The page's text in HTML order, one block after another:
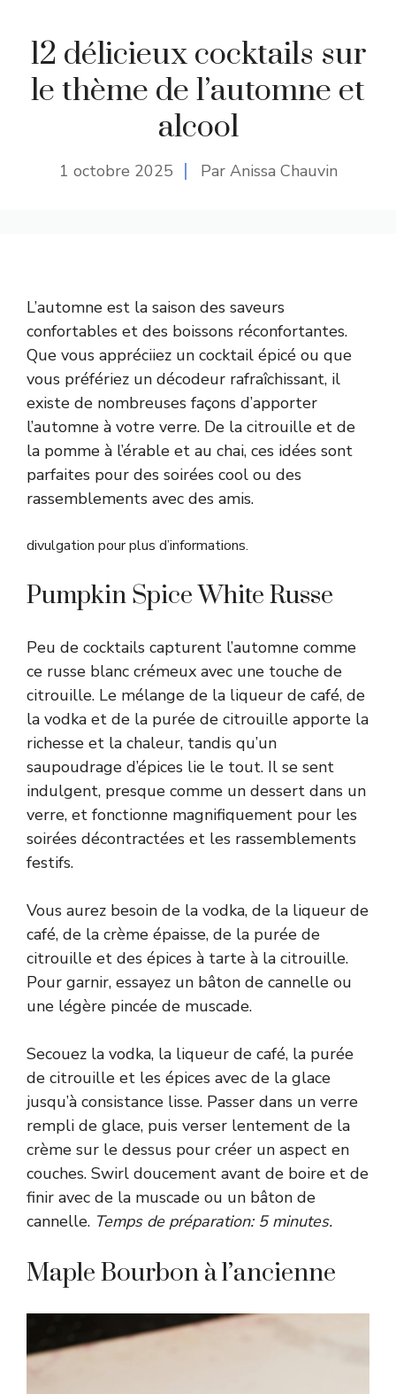
12 délicieux cocktails sur
le thème de l’automne et
alcool
1 octobre 2025 Par Anissa Chauvin
L’automne est la saison des saveurs
confortables et des boissons réconfortantes.
Que vous appréciiez un cocktail épicé ou que
vous préfériez un décodeur rafraîchissant, il
existe de nombreuses façons d’apporter
l’automne à votre verre. De la citrouille et de
la pomme à l’érable et au chai, ces idées sont
parfaites pour des soirées cool ou des
rassemblements avec des amis.
divulgation pour plus d’informations.
Pumpkin Spice White Russe
Peu de cocktails capturent l’automne comme
ce russe blanc crémeux avec une touche de
citrouille. Le mélange de la liqueur de café, de
la vodka et de la purée de citrouille apporte la
richesse et la chaleur, tandis qu’un
saupoudrage d’épices lie le tout. Il se sent
indulgent, presque comme un dessert dans un
verre, et fonctionne magnifiquement pour les
soirées décontractées et les rassemblements
festifs.
Vous aurez besoin de la vodka, de la liqueur de
café, de la crème épaisse, de la purée de
citrouille et des épices à tarte à la citrouille.
Pour garnir, essayez un bâton de cannelle ou
une légère pincée de muscade.
Secouez la vodka, la liqueur de café, la purée
de citrouille et les épices avec de la glace
jusqu’à consistance lisse. Passer dans un verre
rempli de glace, puis verser lentement de la
crème sur le dessus pour créer un aspect en
couches. Swirl doucement avant de boire et de
finir avec de la muscade ou un bâton de
cannelle. Temps de préparation: 5 minutes.
Maple Bourbon à l’ancienne